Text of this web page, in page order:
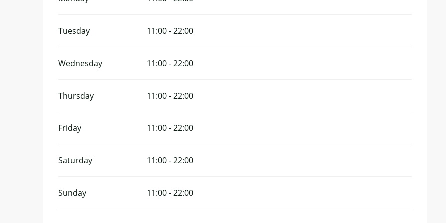
Tuesday 11:00 - 22:00
Wednesday 11:00 - 22:00
Thursday 11:00 - 22:00
Friday 11:00 - 22:00
Saturday 11:00 - 22:00
Sunday 11:00 - 22:00